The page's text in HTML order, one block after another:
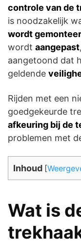
controle van de
is noodzakelijk
wordt
wordt aangepast
aangetoond dat
geldende
Rijden met een
goedgekeurde
afkeuring bij de
problemen met
Inhoud [
Wat is